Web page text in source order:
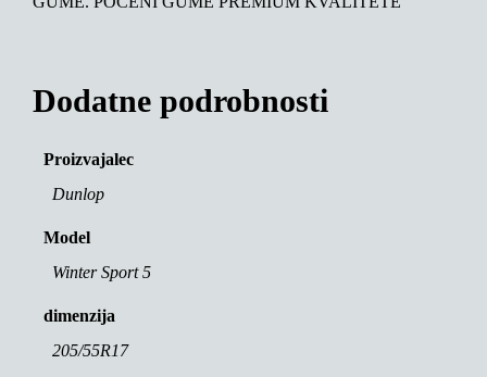
Dodatne podrobnosti
Proizvajalec
Dunlop
Model
Winter Sport 5
dimenzija
205/55R17